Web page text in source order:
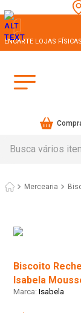
ENCARTE LOJAS FÍSICAS
Mercearia
Biscoito
Isabela
Isabela